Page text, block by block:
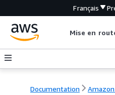
Français
Mise en
Documentation Amazon